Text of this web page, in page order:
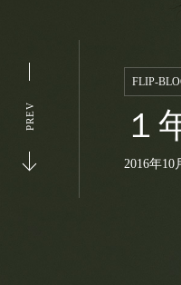
FLIP-
１
2016年10
PREV